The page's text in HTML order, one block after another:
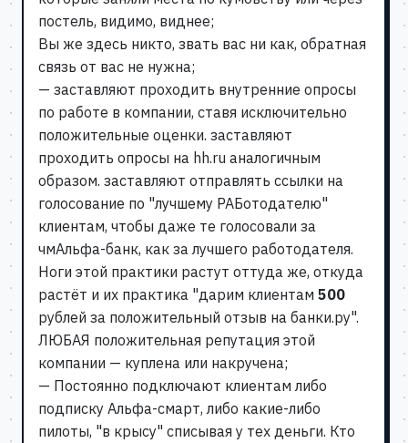
постель, видимо, виднее;
Вы же здесь никто, звать вас ни как, обратная
связь от вас не нужна;
— заставляют проходить внутренние опросы
по работе в компании, ставя исключительно
положительные оценки. заставляют
проходить опросы на hh.ru аналогичным
образом. заставляют отправлять ссылки на
голосование по "лучшему РАБотодателю"
клиентам, чтобы даже те голосовали за
чмАльфа-банк, как за лучшего работодателя.
Ноги этой практики растут оттуда же, откуда
растёт и их практика "дарим клиентам 500
рублей за положительный отзыв на банки.ру".
ЛЮБАЯ положительная репутация этой
компании — куплена или накручена;
— Постоянно подключают клиентам либо
подписку Альфа-смарт, либо какие-либо
пилоты, "в крысу" списывая у тех деньги. Кто